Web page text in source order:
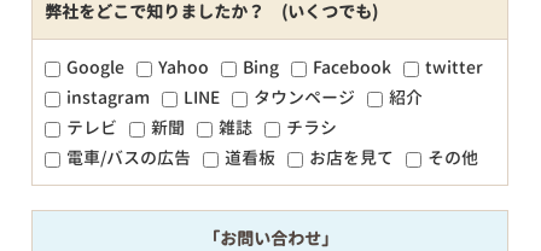
弊社をどこで知りましたか？ (いくつでも)
Google Yahoo Bing Facebook
twitter
instagram
LINE タウンページ
紹介
テレビ
新聞 雑誌
チラシ
電車/バスの広告
道看板 お店を見て その他
「お問い合わせ」